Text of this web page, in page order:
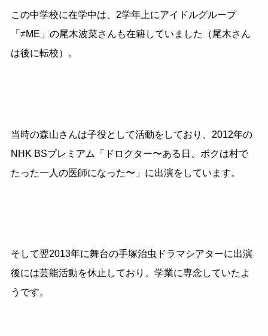
この中学校に在学中は、2学年上にアイドルグループ
「≠ME」の尾木波菜さんも在籍していました（尾木さん
は後に転校）。
当時の森山さんは子役として活動をしており、2012年の
NHK BSプレミアム「ドロクター〜ある日、ボクは村で
たった一人の医師になった〜」に出演をしています。
そして翌2013年に舞台の手塚治虫ドラマシアターに出演
後には芸能活動を休止しており、学業に専念していたよ
うです。